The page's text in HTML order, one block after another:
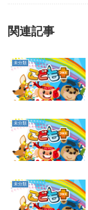
関連記事
未分類
未分類
未分類